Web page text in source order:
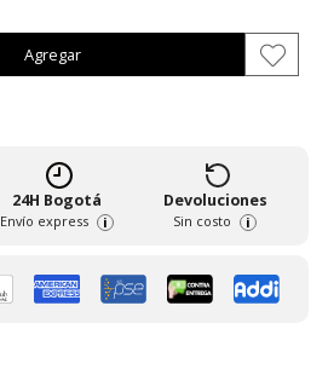
Agregar
24H Bogotá
Envío express i
Devoluciones
Sin costo i